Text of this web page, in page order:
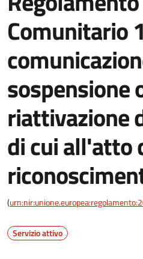
Comunitario
sospensione
riattivazione
di cui all'atto
(
Servizio attivo